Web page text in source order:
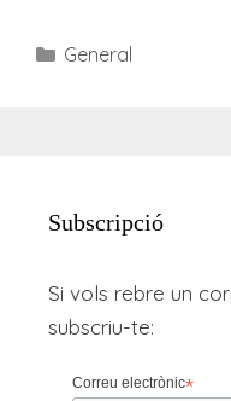
Categories
General
Subscripció
Si vols rebre un
subscriu-te:
Correu electrònic*